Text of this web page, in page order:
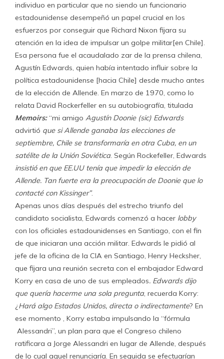
individuo en particular que no siendo un funcionario
estadounidense desempeñó un papel crucial en los
esfuerzos por conseguir que Richard Nixon fijara su
atención en la idea de impulsar un golpe militar[en Chile].
Esa persona fue el acaudalado zar de la prensa chilena,
Agustín Edwards, quien había intentado influir sobre la
política estadounidense [hacia Chile] desde mucho antes
de la elección de Allende. En marzo de 1970, como lo
relata David Rockerfeller en su autobiografía, titulada
Memoirs:“mi amigo Agustín Doonie (sic) Edwards
advirtió que si Allende ganaba las elecciones de
septiembre, Chile se transformaría en otra Cuba, en un
satélite de la Unión Soviética. Según Rockefeller, Edwards
insistió en que EE.UU tenía que impedir la elección de
Allende. Tan fuerte era la preocupación de Doonie que lo
contacté con Kissinger”.
Apenas unos días después del estrecho triunfo del
candidato socialista, Edwards comenzó a hacer lobby
con los oficiales estadounidenses en Santiago, con el fin
de que iniciaran una acción militar. Edwards le pidió al
jefe de la oficina de la CIA en Santiago, Henry Hecksher,
que fijara una reunión secreta con el embajador Edward
Korry en casa de uno de sus empleados. Edwards dijo
que quería hacerme una sola pregunta, recuerda Korry:
¿Hará algo Estados Unidos, directa o indirectamente? En
ese momento , Korry estaba impulsando la “fórmula
Alessandri”, un plan para que el Congreso chileno
ratificara a Jorge Alessandri en lugar de Allende, después
de lo cual aquel renunciaría. En seguida se efectuarían